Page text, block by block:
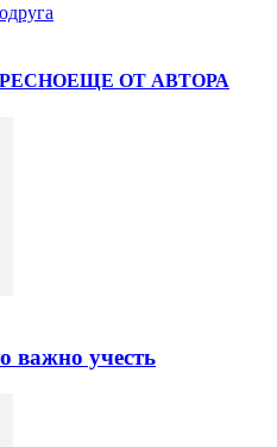
ЕЩЕ ОТ АВТОРА
важно учесть